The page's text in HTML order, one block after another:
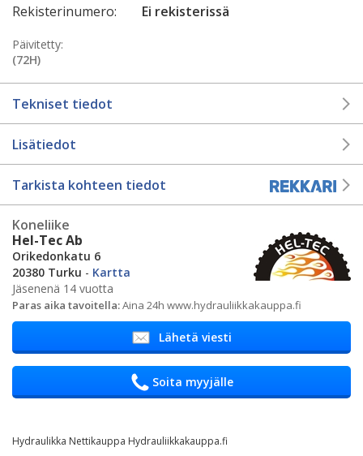
Rekisterinumero:
Ei rekisterissä
Päivitetty:
(72H)
Tekniset tiedot
Lisätiedot
Tarkista kohteen tiedot
Koneliike
Hel-Tec Ab
Orikedonkatu 6
20380 Turku - Kartta
Jäsenenä 14 vuotta
Paras aika tavoitella:Aina 24h www.hydrauliikkakauppa.fi
Lähetä viesti
Soita myyjälle
Hydraulikka Nettikauppa Hydrauliikkakauppa.fi